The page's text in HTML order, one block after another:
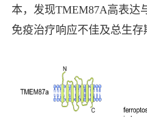
本，发现TMEM87A高表达
免疫治疗响应不佳及总生存